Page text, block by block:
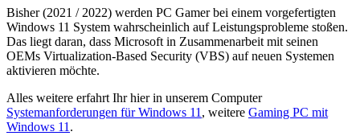
Bisher (2021 / 2022) werden PC Gamer bei einem vorgefertigten
Windows 11 System wahrscheinlich auf Leistungsprobleme stoßen.
Das liegt daran, dass Microsoft in Zusammenarbeit mit seinen
OEMs Virtualization-Based Security (VBS) auf neuen Systemen
aktivieren möchte.
Alles weitere erfahrt Ihr hier in unserem Computer
Systemanforderungen für Windows 11 , weitere Gaming PC mit
Windows 11 .